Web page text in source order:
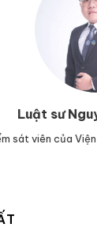
sư Nguyễn
của Viện kiểm sát